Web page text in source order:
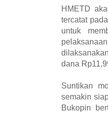
HMETD
tercatat
untuk
dana
Suntikan
semakin
Bukopin